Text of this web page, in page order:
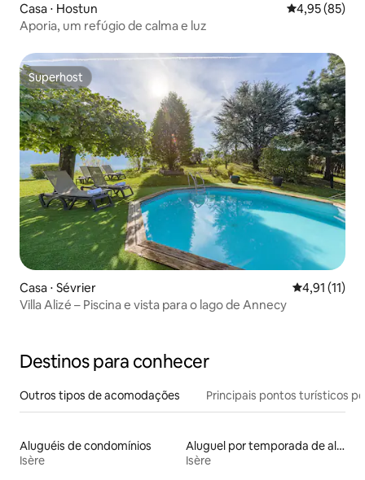
Casa ⋅ Hostun 4,95 de uma
4,95 (85)
Aporia, um refúgio de calma e luz
Superhost
Superhost
Casa ⋅ Sévrier 4,91 de uma
4,91 (11)
Villa Alizé – Piscina e vista para o lago de Annecy
Destinos para conhecer
Outros tipos de acomodações Principais pontos turísticos
Aluguéis de condomínios
Isère
Aluguel por temporada de alojamentos ecológicos
Isère